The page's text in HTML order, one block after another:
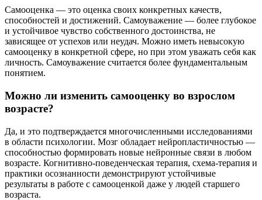
Самооценка — это оценка своих конкретных качеств,
способностей и достижений. Самоуважение — более глубокое
и устойчивое чувство собственного достоинства, не
зависящее от успехов или неудач. Можно иметь невысокую
самооценку в конкретной сфере, но при этом уважать себя как
личность. Самоуважение считается более фундаментальным
понятием.
Можно ли изменить самооценку во взрослом
возрасте?
Да, и это подтверждается многочисленными исследованиями
в области психологии. Мозг обладает нейропластичностью —
способностью формировать новые нейронные связи в любом
возрасте. Когнитивно-поведенческая терапия, схема-терапия и
практики осознанности демонстрируют устойчивые
результаты в работе с самооценкой даже у людей старшего
возраста.